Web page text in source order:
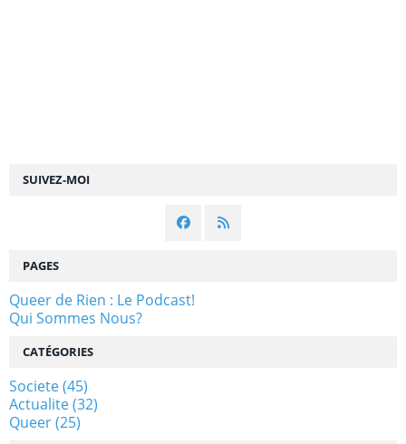
SUIVEZ-MOI
PAGES
Queer de Rien : Le Podcast!
Qui Sommes Nous?
CATÉGORIES
Societe(45)
Actualite(32)
Queer(25)